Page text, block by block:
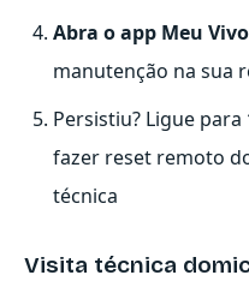
Abra o app Meu
manutenção na sua
Persistiu? Ligue para
fazer reset remoto
técnica
Visita técnica